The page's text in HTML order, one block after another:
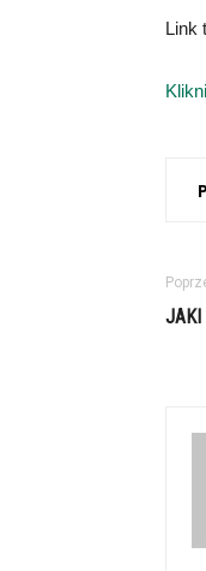
Link
JAKI